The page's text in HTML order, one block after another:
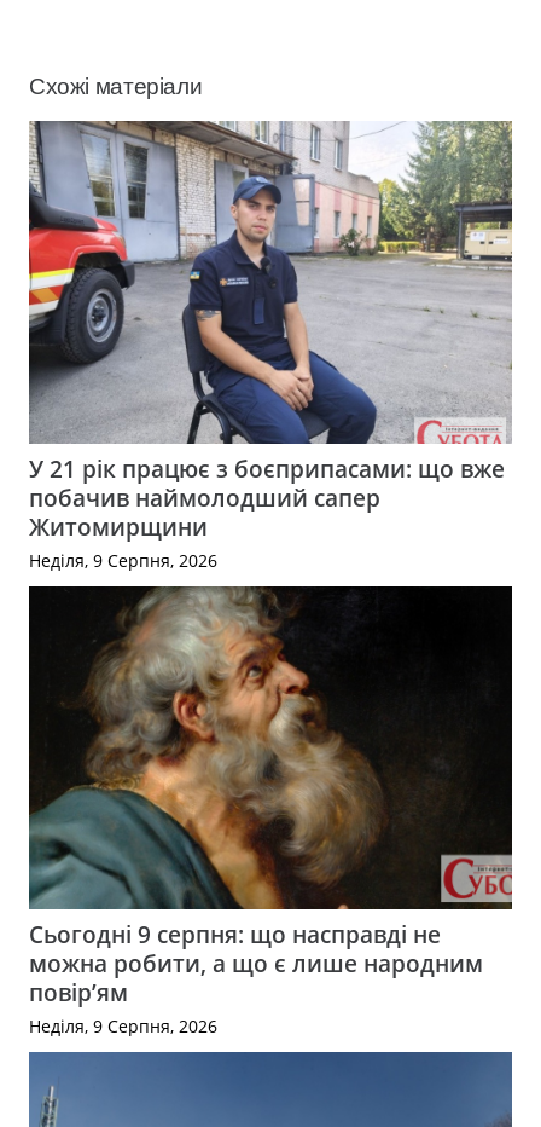
Схожі матеріали
У 21 рік працює з боєприпасами: що вже
побачив наймолодший сапер
Житомирщини
Неділя, 9 Серпня, 2026
Сьогодні 9 серпня: що насправді не
можна робити, а що є лише народним
повір’ям
Неділя, 9 Серпня, 2026